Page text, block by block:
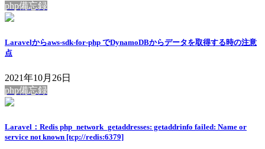
php備忘録
Laravelからaws-sdk-for-php でDynamoDBからデータを取得する時の注意
点
2021年10月26日
php備忘録
Laravel：Redis php_network_getaddresses: getaddrinfo failed: Name or
service not known [tcp://redis:6379]